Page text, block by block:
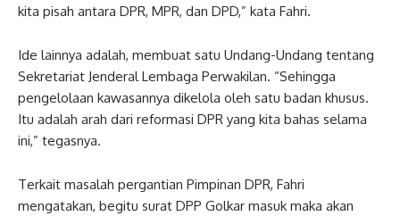
kita pisah antara DPR, MPR, dan DPD,” kata Fahri.
Ide lainnya adalah, membuat satu Undang-Undang tentang
Sekretariat Jenderal Lembaga Perwakilan. “Sehingga
pengelolaan kawasannya dikelola oleh satu badan khusus.
Itu adalah arah dari reformasi DPR yang kita bahas selama
ini,” tegasnya.
Terkait masalah pergantian Pimpinan DPR, Fahri
mengatakan, begitu surat DPP Golkar masuk maka akan